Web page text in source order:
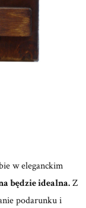
w eleganckim
będzie idealna.Z
podarunku i